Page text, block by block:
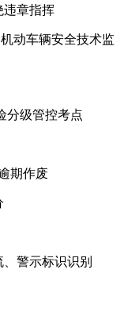
违章指挥
动车辆安全技术监
分级管控考点
期作废
警示标识识别